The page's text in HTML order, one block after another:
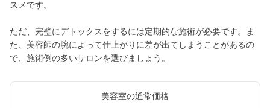
スメです。
ただ、完璧にデトックスをするには定期的な施術が必要です。ま
た、美容師の腕によって仕上がりに差が出てしまうことがあるの
で、施術例の多いサロンを選びましょう。
美容室の通常価格